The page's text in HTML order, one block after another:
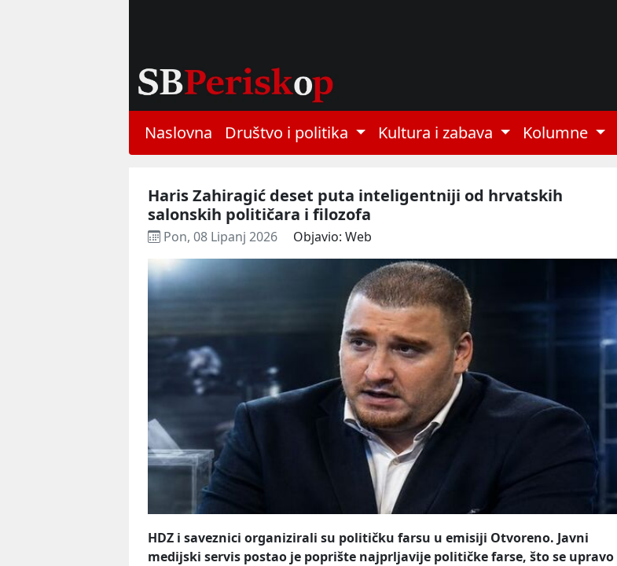
Naslovna Društvo i politika Kultura i zabava Kolumne
Haris Zahiragić deset puta inteligentniji od hrvatskih
salonskih političara i filozofa
Pon, 08 Lipanj 2026 Objavio: Web
HDZ i saveznici organizirali su političku farsu u emisiji Otvoreno. Javni
medijski servis postao je poprište najprljavije političke farse, što se upravo